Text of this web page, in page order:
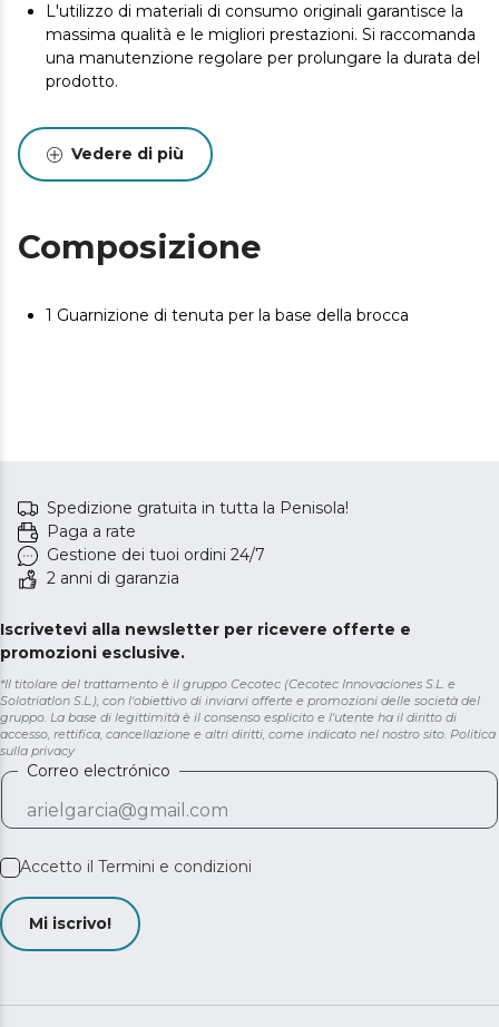
L'utilizzo di materiali di consumo originali garantisce la
massima qualità e le migliori prestazioni. Si raccomanda
una manutenzione regolare per prolungare la durata del
prodotto.
Vedere di più
Composizione
1 Guarnizione di tenuta per la base della brocca
Spedizione gratuita in tutta la Penisola!
Paga a rate
Gestione dei tuoi ordini 24/7
2 anni di garanzia
Iscrivetevi alla newsletter per ricevere offerte e
promozioni esclusive.
*Il titolare del trattamento è il gruppo Cecotec (Cecotec Innovaciones S.L. e
Solotriatlon S.L.), con l'obiettivo di inviarvi offerte e promozioni delle società del
gruppo. La base di legittimità è il consenso esplicito e l'utente ha il diritto di
accesso, rettifica, cancellazione e altri diritti, come indicato nel nostro sito. Politica
sulla privacy
Correo electrónico
Accetto il Termini e condizioni
Mi iscrivo!